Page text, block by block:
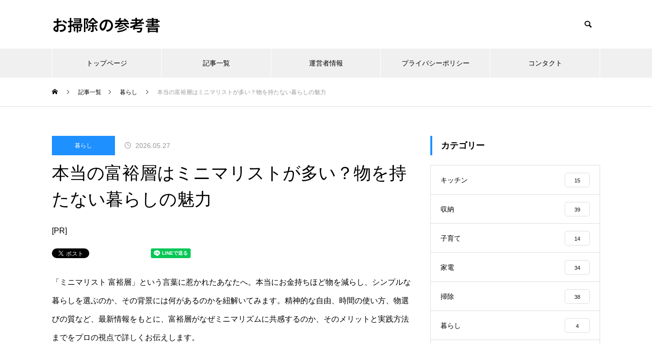
お掃除の参考書
トップページ 記事一覧 運営者情報 プライバシーポリシー コンタクト
記事一覧 暮らし 本当の富裕層はミニマリストが多い？物を持たない暮らしの魅力
暮らし 2026.05.27
本当の富裕層はミニマリストが多い？物を持
たない暮らしの魅力
[PR]
「ミニマリスト 富裕層」という言葉に惹かれたあなたへ。本当にお金持ちほど物を減らし、シンプルな
暮らしを選ぶのか、その背景には何があるのかを紐解いてみます。精神的な自由、時間の使い方、物選
びの質など、最新情報をもとに、富裕層がなぜミニマリズムに共感するのか、そのメリットと実践方法
までをプロの視点で詳しくお伝えします。
カテゴリー
キッチン 15
収納 39
子育て 14
家電 34
掃除 38
暮らし 4